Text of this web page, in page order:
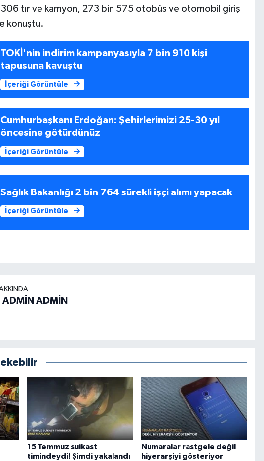
306 tır ve kamyon, 273 bin 575 otobüs ve otomobil giriş
konuştu.
TOKİ'nin indirim kampanyasıyla 7 bin 910 kişi
tapusuna kavuştu
İçeriği Görüntüle
Cumhurbaşkanı Erdoğan: Şehirlerimizi 25-30 yıl
öncesine götürdünüz
İçeriği Görüntüle
Sağlık Bakanlığı 2 bin 764 sürekli işçi alımı yapacak
İçeriği Görüntüle
ADMİN
15 Temmuz suikast
timindeydi! Şimdi yakalandı
Numaralar rastgele değil
hiyerarşiyi gösteriyor